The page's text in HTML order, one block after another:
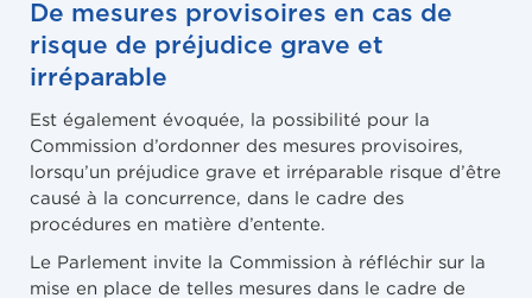
De mesures provisoires en cas de
risque de préjudice grave et
irréparable
Est également évoquée, la possibilité pour la
Commission d’ordonner des mesures provisoires,
lorsqu’un préjudice grave et irréparable risque d’être
causé à la concurrence, dans le cadre des
procédures en matière d’entente.
Le Parlement invite la Commission à réfléchir sur la
mise en place de telles mesures dans le cadre de